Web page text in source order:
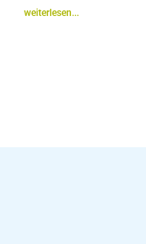
weiterlesen...